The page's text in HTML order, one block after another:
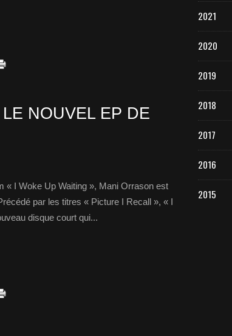
NOUVEL EP DE
« I Woke Up Waiting », Mani Orrason est
par les titres « Picture I Recall », « I
disque court qui...
2021
2020
2019
2018
2017
2016
2015